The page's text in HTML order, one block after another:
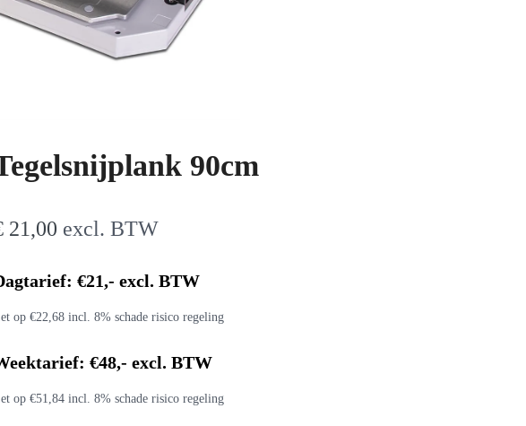
90cm
21,00 excl. BTW
€21,- excl. BTW
op €22,68 incl. 8% schade risico regeling
€48,- excl. BTW
op €51,84 incl. 8% schade risico regeling